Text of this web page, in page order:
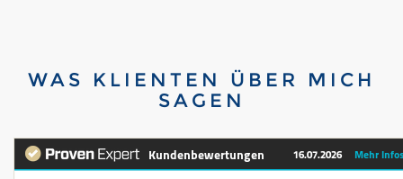
WAS KLIENTEN ÜBER MICH
SAGEN